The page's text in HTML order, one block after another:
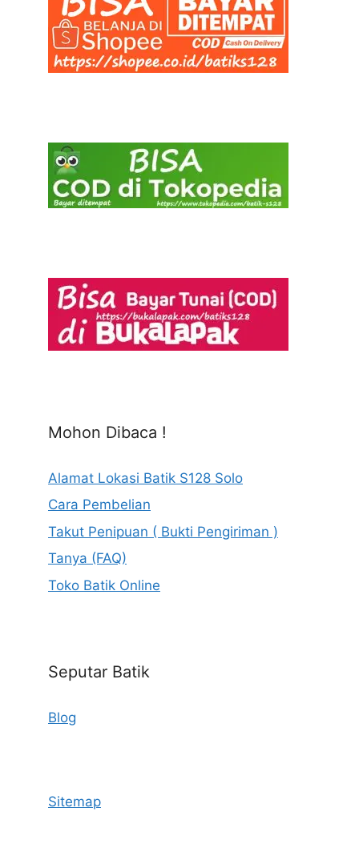
Mohon Dibaca !
Alamat Lokasi Batik S128 Solo
Cara Pembelian
Takut Penipuan ( Bukti Pengiriman )
Tanya (FAQ)
Toko Batik Online
Seputar Batik
Blog
Sitemap